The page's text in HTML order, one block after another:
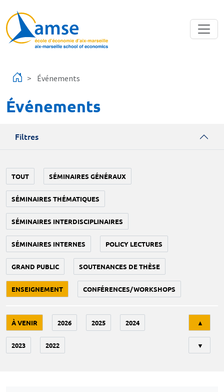
Événements
Événements
Filtres
TOUT SÉMINAIRES GÉNÉRAUX
SÉMINAIRES THÉMATIQUES
SÉMINAIRES INTERDISCIPLINAIRES
SÉMINAIRES INTERNES POLICY LECTURES
GRAND PUBLIC SOUTENANCES DE THÈSE
ENSEIGNEMENT CONFÉRENCES/WORKSHOPS
À VENIR 2026 2025 2024
2023 2022
▲
▼